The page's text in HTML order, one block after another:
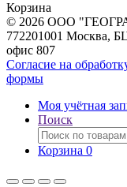
Корзина
© 2026 ООО
772201001 Москва,
офис 807
Согласие на
формы
Моя учётная
Поиск
Искать:
Корзина 0